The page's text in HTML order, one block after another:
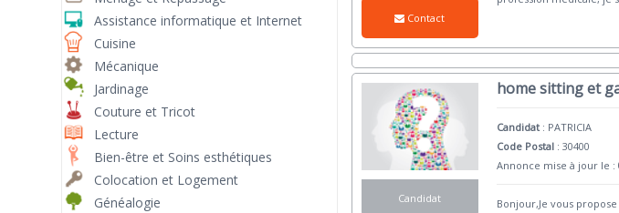
Contact
Candidat
home sitting et
Candidat : PATRICIA
Code Postal : 30400
Annonce mise à jour le :
Bonjour,Je vous
Assistance informatique et Internet
Cuisine
Mécanique
Jardinage
Couture et Tricot
Lecture
Bien-être et Soins esthétiques
Colocation et Logement
Généalogie